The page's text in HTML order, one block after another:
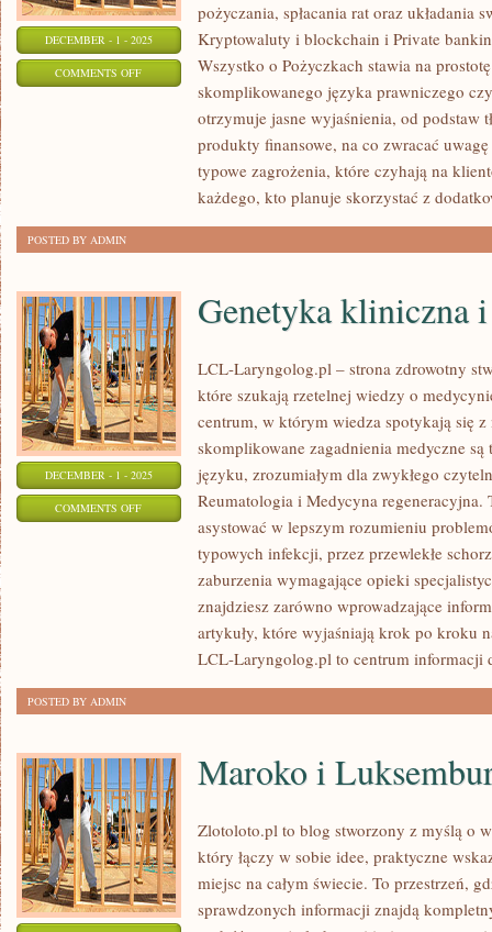
DECEMBER - 1 - 2025
COMMENTS OFFON
LIFESTYLE
FINANSOWY
pożyczania, spłacania rat oraz układania
Kryptowaluty i blockchain i Private
Wszystko o Pożyczkach stawia na
skomplikowanego języka prawniczego
otrzymuje jasne wyjaśnienia, od podstaw
produkty finansowe, na co zwracać
typowe zagrożenia, które czyhają na
każdego, kto planuje skorzystać z
POSTED BY ADMIN
DECEMBER - 1 - 2025
COMMENTS OFFON
GENETYKA
KLINICZNA
MEDYCYNA
Genetyka kliniczna
LCL-Laryngolog.pl – strona zdrowotny
które szukają rzetelnej wiedzy o
centrum, w którym wiedza spotykają się z
skomplikowane zagadnienia medyczne są
języku, zrozumiałym dla zwykłego
Reumatologia i Medycyna regeneracyjna.
asystować w lepszym rozumieniu
typowych infekcji, przez przewlekłe
zaburzenia wymagające opieki
znajdziesz zarówno wprowadzające
artykuły, które wyjaśniają krok po kroku
LCL-Laryngolog.pl to centrum informacji
POSTED BY ADMIN
Maroko i
Zlotoloto.pl to blog stworzony z myślą o
który łączy w sobie idee, praktyczne
miejsc na całym świecie. To przestrzeń,
sprawdzonych informacji znajdą